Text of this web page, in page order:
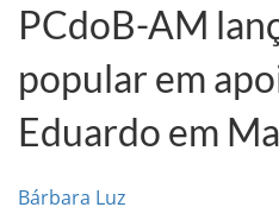
PCdoB-AM
popular em
Eduardo em
Bárbara Luz